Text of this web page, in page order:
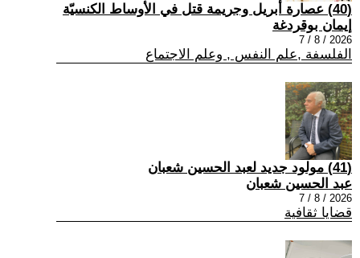
(40) عصارة أبريل وجريمة قتل في الأوساط الكنسيّة
إيمان بوقردغة
2026 / 8 / 7
الفلسفة ,علم النفس , وعلم الاجتماع
(41) مولود جديد لعبد الحسين شعبان
عبد الحسين شعبان
2026 / 8 / 7
قضايا ثقافية